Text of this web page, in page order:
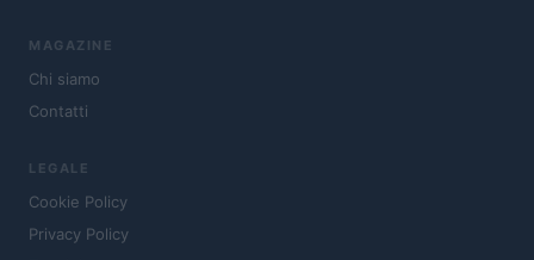
MAGAZINE
Chi siamo
Contatti
LEGALE
Cookie Policy
Privacy Policy